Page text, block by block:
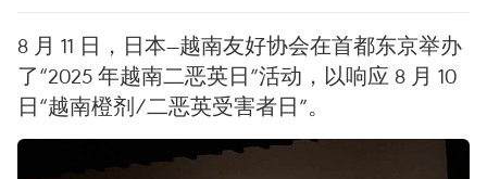
8 月 11 日，日本—越南友好协会在首都东京举办
了“2025 年越南二恶英日”活动，以响应 8 月 10
日“越南橙剂/二恶英受害者日”。